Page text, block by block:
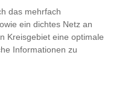
das mehrfach
ein dichtes Netz an
Kreisgebiet eine optimale
Informationen zu